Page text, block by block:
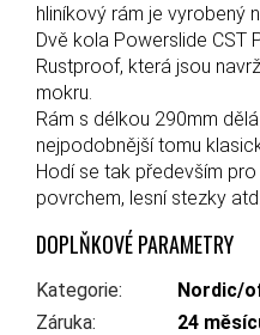
hliníkový rám je vyrobený
Dvě kola Powerslide CST
Rustproof, která jsou
mokru.
Rám s délkou 290mm
nejpodobnější tomu
Hodí se tak především
povrchem, lesní stezky atd.
DOPLŇKOVÉ PARAMETRY
Kategorie:
Nordic/
Záruka:
24